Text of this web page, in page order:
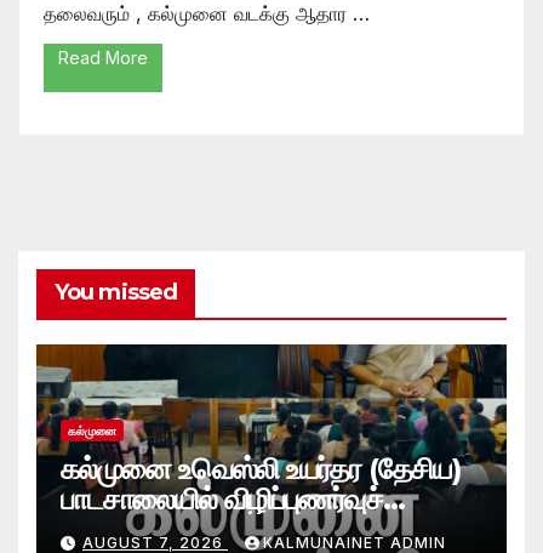
தலைவரும் , கல்முனை வடக்கு ஆதார …
Read More
You missed
கல்முனை
கல்முனை உவெஸ்லி உயர்தர (தேசிய)
பாடசாலையில் விழிப்புணர்வுச்
செயலமர்வு
AUGUST 7, 2026 KALMUNAINET ADMIN